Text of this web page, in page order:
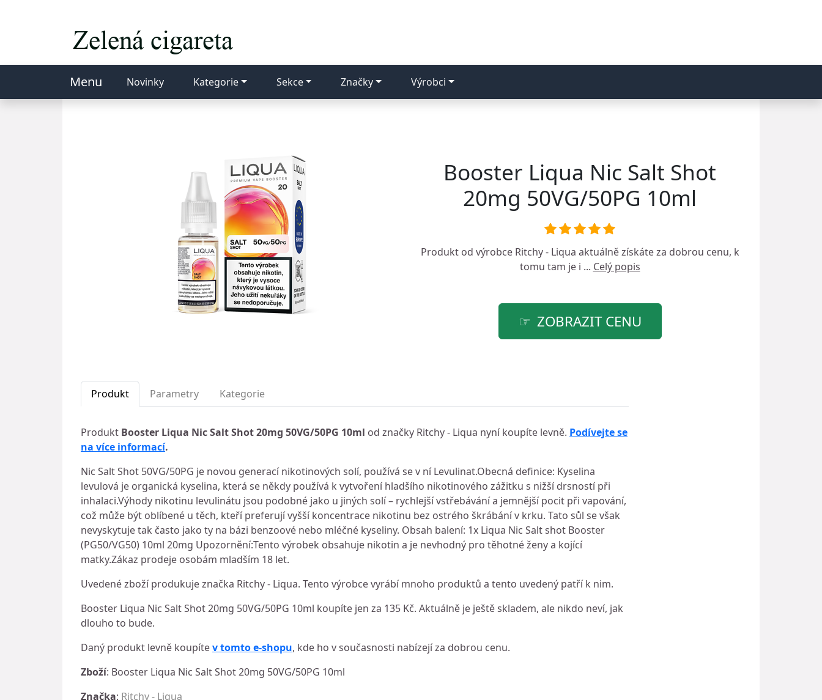
Menu Novinky Kategorie Sekce Značky Výrobci
Booster Liqua Nic Salt Shot
20mg 50VG/50PG 10ml
Produkt od výrobce Ritchy - Liqua aktuálně získáte za dobrou cenu, k
tomu tam je i ... Celý popis
ZOBRAZIT CENU
Produkt Parametry Kategorie
Produkt Booster Liqua Nic Salt Shot 20mg 50VG/50PG 10ml od značky Ritchy - Liqua nyní koupíte levně. Podívejte se
na více informací.
Nic Salt Shot 50VG/50PG je novou generací nikotinových solí, používá se v ní Levulinat.Obecná definice: Kyselina
levulová je organická kyselina, která se někdy používá k vytvoření hladšího nikotinového zážitku s nižší drsností při
inhalaci.Výhody nikotinu levulinátu jsou podobné jako u jiných solí – rychlejší vstřebávání a jemnější pocit při vapování,
což může být oblíbené u těch, kteří preferují vyšší koncentrace nikotinu bez ostrého škrábání v krku. Tato sůl se však
nevyskytuje tak často jako ty na bázi benzoové nebo mléčné kyseliny. Obsah balení: 1x Liqua Nic Salt shot Booster
(PG50/VG50) 10ml 20mg Upozornění:Tento výrobek obsahuje nikotin a je nevhodný pro těhotné ženy a kojící
matky.Zákaz prodeje osobám mladším 18 let.
Uvedené zboží produkuje značka Ritchy - Liqua. Tento výrobce vyrábí mnoho produktů a tento uvedený patří k nim.
Booster Liqua Nic Salt Shot 20mg 50VG/50PG 10ml koupíte jen za 135 Kč. Aktuálně je ještě skladem, ale nikdo neví, jak
dlouho to bude.
Daný produkt levně koupítev tomto e-shopu, kde ho v současnosti nabízejí za dobrou cenu.
Zboží: Booster Liqua Nic Salt Shot 20mg 50VG/50PG 10ml
Značka: Ritchy - Liqua